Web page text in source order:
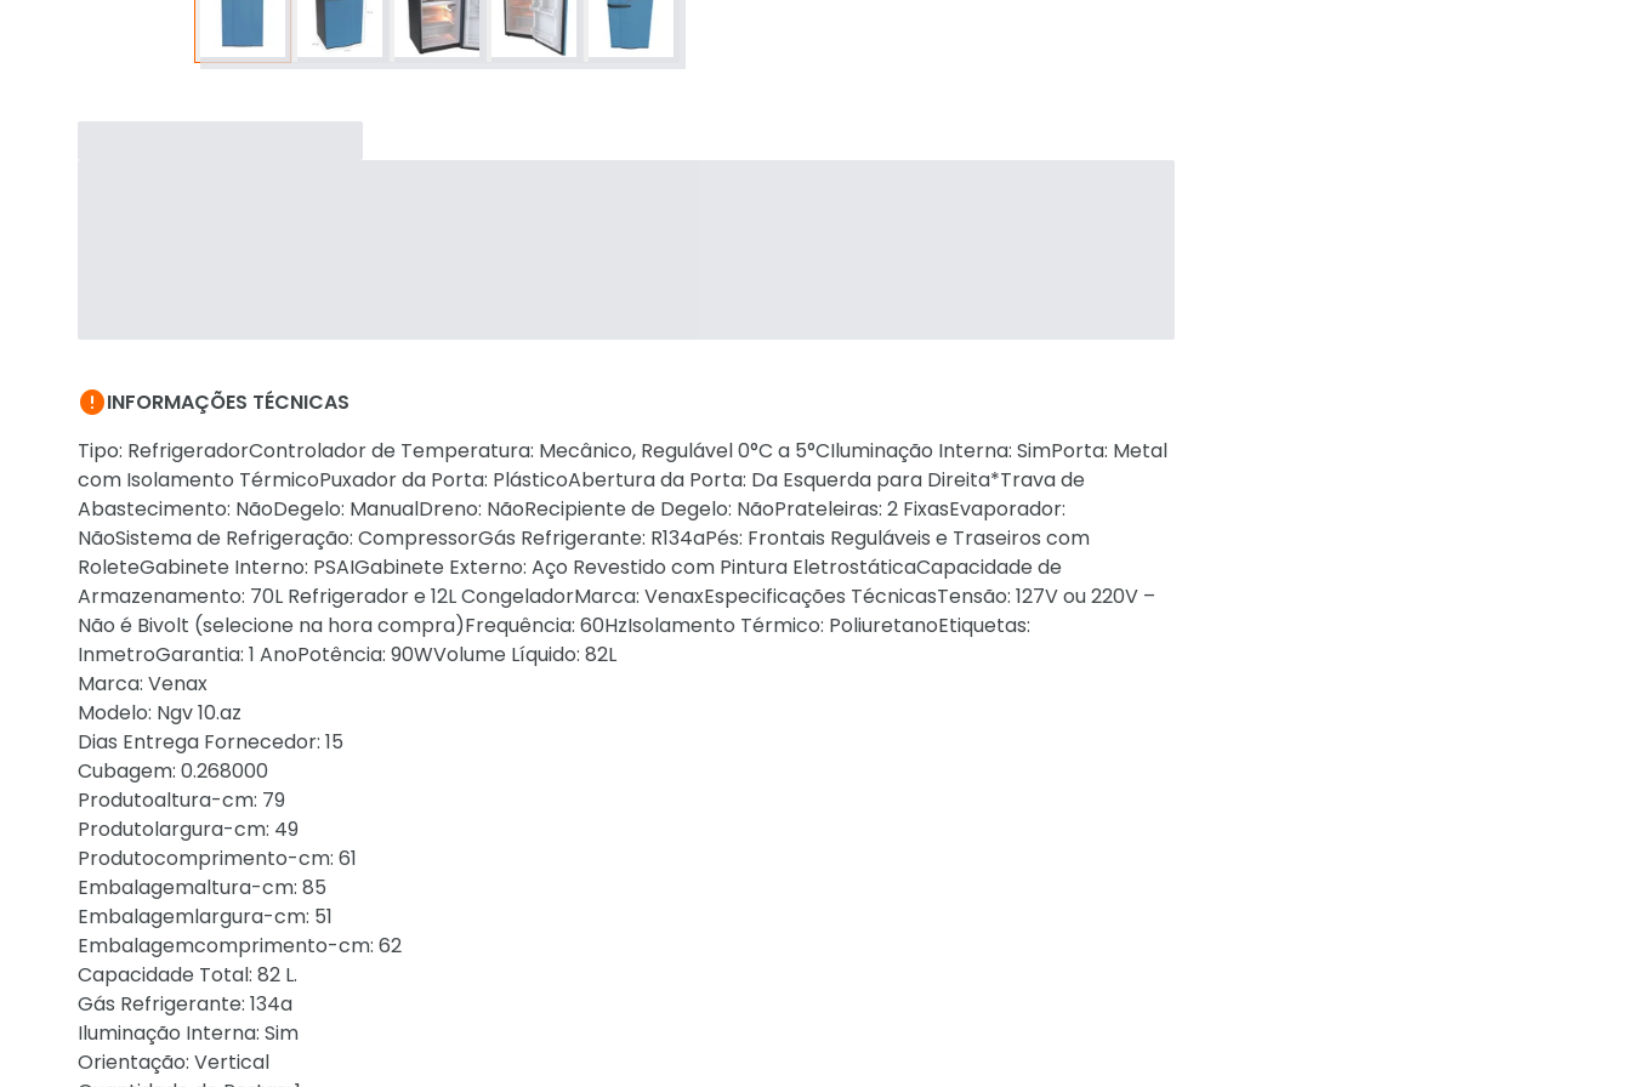
INFORMAÇÕES TÉCNICAS
Tipo: RefrigeradorControlador de Temperatura: Mecânico, Regulável 0°C a 5°CIluminação Interna: SimPorta: Metal
com Isolamento TérmicoPuxador da Porta: PlásticoAbertura da Porta: Da Esquerda para Direita*Trava de
Abastecimento: NãoDegelo: ManualDreno: NãoRecipiente de Degelo: NãoPrateleiras: 2 FixasEvaporador:
NãoSistema de Refrigeração: CompressorGás Refrigerante: R134aPés: Frontais Reguláveis e Traseiros com
RoleteGabinete Interno: PSAIGabinete Externo: Aço Revestido com Pintura EletrostáticaCapacidade de
Armazenamento: 70L Refrigerador e 12L CongeladorMarca: VenaxEspecificações TécnicasTensão: 127V ou 220V –
Não é Bivolt (selecione na hora compra)Frequência: 60HzIsolamento Térmico: PoliuretanoEtiquetas:
InmetroGarantia: 1 AnoPotência: 90WVolume Líquido: 82L
Marca: Venax
Modelo: Ngv 10.az
Dias Entrega Fornecedor: 15
Cubagem: 0.268000
Produtoaltura-cm: 79
Produtolargura-cm: 49
Produtocomprimento-cm: 61
Embalagemaltura-cm: 85
Embalagemlargura-cm: 51
Embalagemcomprimento-cm: 62
Capacidade Total: 82 L.
Gás Refrigerante: 134a
Iluminação Interna: Sim
Orientação: Vertical